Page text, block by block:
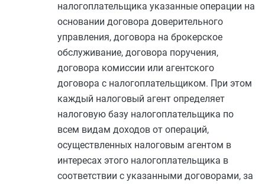
налогоплательщика указанные операции на
основании договора доверительного
управления, договора на брокерское
обслуживание, договора поручения,
договора комиссии или агентского
договора с налогоплательщиком. При этом
каждый налоговый агент определяет
налоговую базу налогоплательщика по
всем видам доходов от операций,
осуществленных налоговым агентом в
интересах этого налогоплательщика в
соответствии с указанными договорами, за